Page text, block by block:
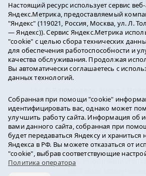
Погода в
района2016-2023
Учредитель: АНО «ИИЦ «
Главный редактор:
E-mail:yznaet@inbox.ruТел.:
Регистрационный номер ЭЛ №
24.02.2016г. выдан Федеральной
в сфере связи, информационных
Настоящий ресурс использует сервис
Яндекс.Метрика, предоставляемый
"Яндекс" (119021, Россия, Москва, ул. Л.
— Яндекс)). Сервис Яндекс.Метрика
"cookie" с целью сбора технических
для обеспечения работоспособности и
качества обслуживания. Продолжая
Вы автоматически соглашаетесь с
данных технологий.
Собранная при помощи "cookie"
идентифицировать вас, однако может
улучшить работу сайта. Информация об
вами данного сайта, собранная при
будет передаваться Яндексу и храниться
Яндекса в РФ. Вы можете отказаться от
"cookie", выбрав соответствующие
Политика оператора